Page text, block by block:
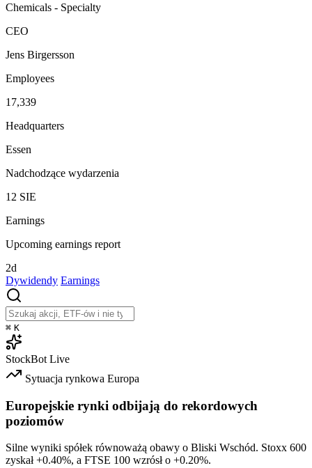
Chemicals - Specialty
CEO
Jens Birgersson
Employees
17,339
Headquarters
Essen
Nadchodzące wydarzenia
12 SIE
Earnings
Upcoming earnings report
2d
Dywidendy Earnings
⌘ K
StockBot Live
Sytuacja rynkowa Europa
Europejskie rynki odbijają do rekordowych
poziomów
Silne wyniki spółek równoważą obawy o Bliski Wschód. Stoxx 600
zyskał+0.40%, a FTSE 100 wzrósł o +0.20%.